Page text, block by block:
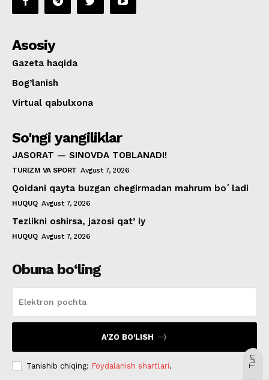
Asosiy
Gazeta haqida
Bog’lanish
Virtual qabulxona
So'ngi yangiliklar
JASORAT — SINOVDA TOBLANADI!
TURIZM VA SPORT Avgust 7, 2026
Qoidani qayta buzgan chegirmadan mahrum boʻladi
HUQUQ Avgust 7, 2026
Tezlikni oshirsa, jazosi qatʼiy
HUQUQ Avgust 7, 2026
Obuna bo‘ling
A'ZO BO'LISH
Tanishib chiqing: Foydalanish shartlari. Tun